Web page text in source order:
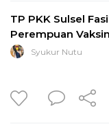
TP PKK Sulsel
Perempuan
Syukur Nutu